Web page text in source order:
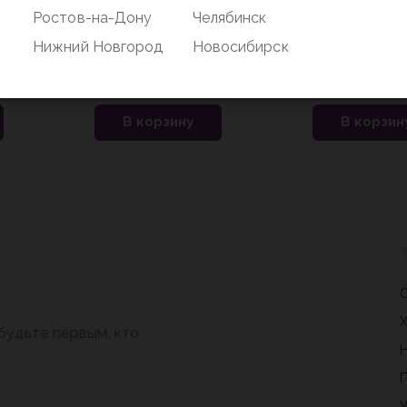
ноги
КАРАПУЗ
Кукла неозвуч 23 см,
коробка с окошком No
В корзину
Кукла 29см
ноги сгиб.,
В
Ростов-на-Дону
Нижний Новгород
Челябинск
Новосибирск